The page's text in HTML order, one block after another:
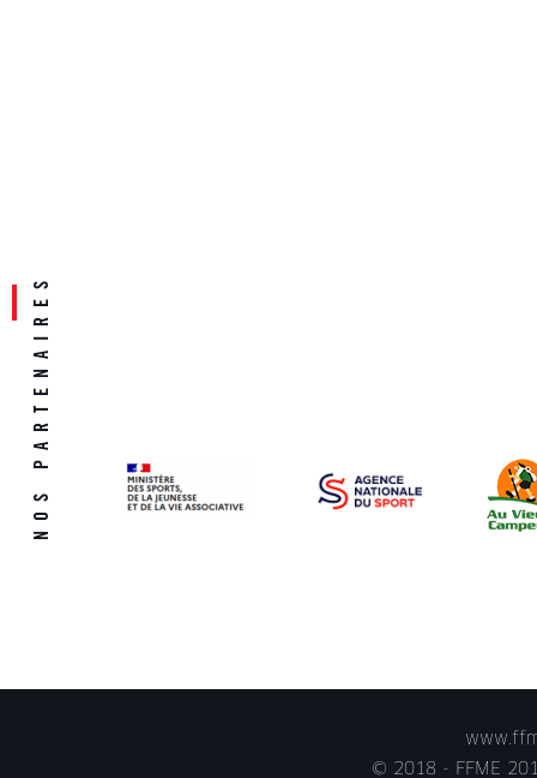
© 2018 - FFME